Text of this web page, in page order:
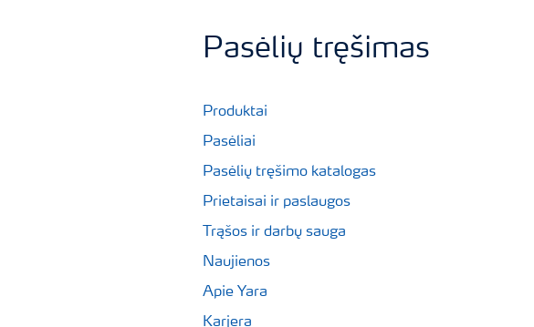
Pasėlių tręšimas
Produktai
Pasėliai
Pasėlių tręšimo katalogas
Prietaisai ir paslaugos
Trąšos ir darbų sauga
Naujienos
Apie Yara
Karjera